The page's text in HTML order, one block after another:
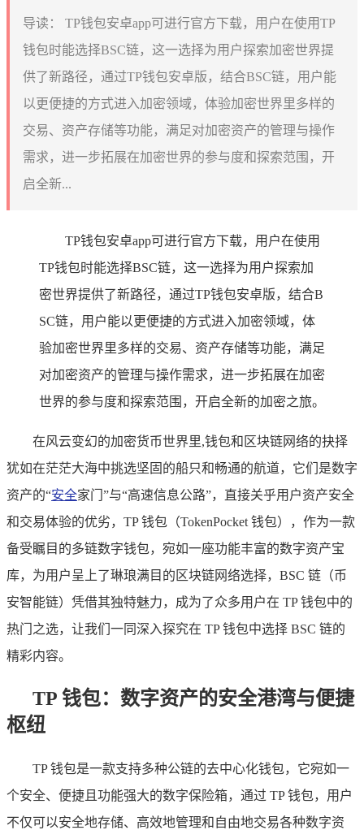
导读：
TP钱包安卓app可进行官方下载，用户在使用TP
钱包时能选择BSC链，这一选择为用户探索加密世界提
供了新路径，通过TP钱包安卓版，结合BSC链，用户能
以更便捷的方式进入加密领域，体验加密世界里多样的
交易、资产存储等功能，满足对加密资产的管理与操作
需求，进一步拓展在加密世界的参与度和探索范围，开
启全新...
TP钱包安卓app可进行官方下载，用户在使用
TP钱包时能选择BSC链，这一选择为用户探索加
密世界提供了新路径，通过TP钱包安卓版，结合B
SC链，用户能以更便捷的方式进入加密领域，体
验加密世界里多样的交易、资产存储等功能，满足
对加密资产的管理与操作需求，进一步拓展在加密
世界的参与度和探索范围，开启全新的加密之旅。
在风云变幻的加密货币世界里,钱包和区块链网络的抉择
犹如在茫茫大海中挑选坚固的船只和畅通的航道，它们是数字
资产的“安全家门”与“高速信息公路”，直接关乎用户资产安全
和交易体验的优劣，TP 钱包（TokenPocket 钱包），作为一款
备受瞩目的多链数字钱包，宛如一座功能丰富的数字资产宝
库，为用户呈上了琳琅满目的区块链网络选择，BSC 链（币
安智能链）凭借其独特魅力，成为了众多用户在 TP 钱包中的
热门之选，让我们一同深入探究在 TP 钱包中选择 BSC 链的
精彩内容。
TP 钱包：数字资产的安全港湾与便捷
枢纽
TP 钱包是一款支持多种公链的去中心化钱包，它宛如一
个安全、便捷且功能强大的数字保险箱，通过 TP 钱包，用户
不仅可以安全地存储、高效地管理和自由地交易各种数字资